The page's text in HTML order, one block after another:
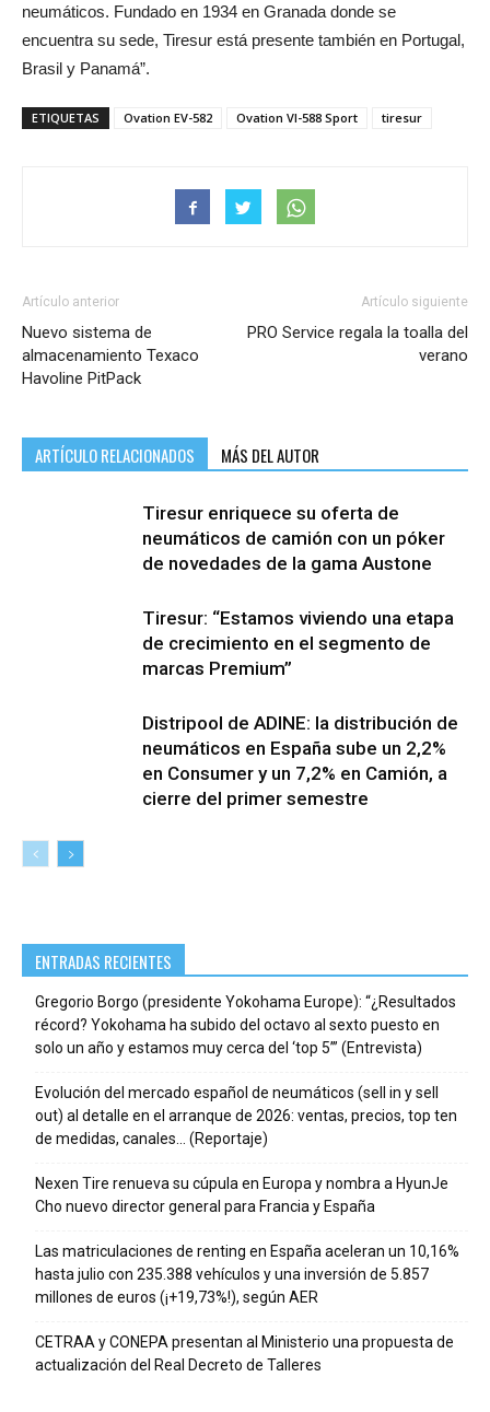
neumáticos. Fundado en 1934 en Granada donde se
encuentra su sede, Tiresur está presente también en Portugal,
Brasil y Panamá”.
ETIQUETAS Ovation EV-582 Ovation VI-588 Sport tiresur
Artículo anterior
Nuevo sistema de
almacenamiento Texaco
Havoline PitPack
Artículo siguiente
PRO Service regala la toalla del
verano
ARTÍCULO RELACIONADOS MÁS DEL AUTOR
Tiresur enriquece su oferta de
neumáticos de camión con un póker
de novedades de la gama Austone
Tiresur: “Estamos viviendo una etapa
de crecimiento en el segmento de
marcas Premium”
Distripool de ADINE: la distribución de
neumáticos en España sube un 2,2%
en Consumer y un 7,2% en Camión, a
cierre del primer semestre
ENTRADAS RECIENTES
Gregorio Borgo (presidente Yokohama Europe): “¿Resultados
récord? Yokohama ha subido del octavo al sexto puesto en
solo un año y estamos muy cerca del ‘top 5’” (Entrevista)
Evolución del mercado español de neumáticos (sell in y sell
out) al detalle en el arranque de 2026: ventas, precios, top ten
de medidas, canales… (Reportaje)
Nexen Tire renueva su cúpula en Europa y nombra a HyunJe
Cho nuevo director general para Francia y España
Las matriculaciones de renting en España aceleran un 10,16%
hasta julio con 235.388 vehículos y una inversión de 5.857
millones de euros (¡+19,73%!), según AER
CETRAA y CONEPA presentan al Ministerio una propuesta de
actualización del Real Decreto de Talleres